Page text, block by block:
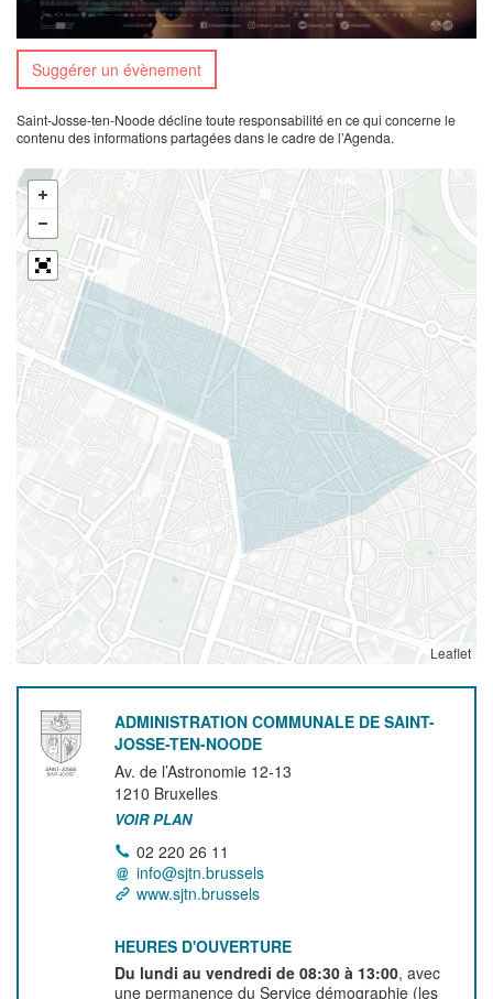
Suggérer un évènement
Saint-Josse-ten-Noode décline toute responsabilité en ce qui concerne le
contenu des informations partagées dans le cadre de l’Agenda.
Leaflet
ADMINISTRATION COMMUNALE DE SAINT-
JOSSE-TEN-NOODE
Av. de l’Astronomie 12-13
1210 Bruxelles
VOIR PLAN
02 220 26 11
info@sjtn.brussels
www.sjtn.brussels
HEURES D'OUVERTURE
Du lundi au vendredi de 08:30 à 13:00, avec
une permanence du Service démographie (les